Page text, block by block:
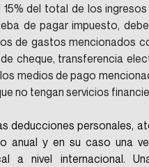
del total de los
de pagar impuesto,
de gastos mencionados
cheque, transferencia
medios de pago
no tengan servicios
deducciones personales,
anual y en su caso una
a nivel internacional.